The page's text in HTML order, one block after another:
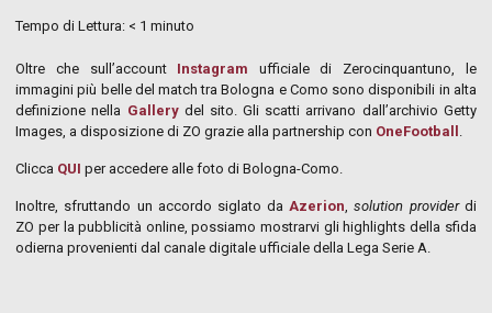
Tempo di Lettura: < 1 minuto
Oltre che sull’account Instagram ufficiale di Zerocinquantuno, le
immagini più belle del match tra Bologna e Como sono disponibili in alta
definizione nella Gallerydel sito. Gli scatti arrivano dall’archivio Getty
Images, a disposizione di ZO grazie alla partnership con OneFootball
Clicca QUI per accedere alle foto di Bologna-Como.
Inoltre, sfruttando un accordo siglato da Azerion ,solution providerdi
ZO per la pubblicità online, possiamo mostrarvi gli highlights della sfida
odierna provenienti dal canale digitale ufficiale della Lega Serie A.